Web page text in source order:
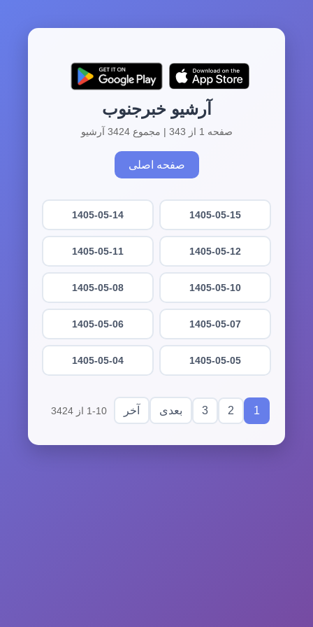
آرشیو خبرجنوب
صفحه 1 از 343 | مجموع 3424 آرشیو
صفحه اصلی
1405-05-15
1405-05-14
1405-05-12
1405-05-11
1405-05-10
1405-05-08
1405-05-07
1405-05-06
1405-05-05
1405-05-04
1
2
3 بعدی آخر 1-10 از 3424